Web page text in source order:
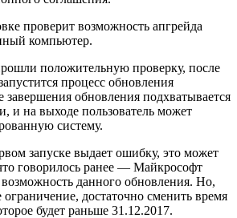
проверит возможность апгрейда
компьютер.
положительную проверку, после
процесс обновления
завершения обновления подхватывается
и на выходе пользователь может
систему.
запуске выдает ошибку, это может
говорилось ранее — Майкрософт
данного обновления. Но,
достаточно сменить время
будет раньше 31.12.2017.